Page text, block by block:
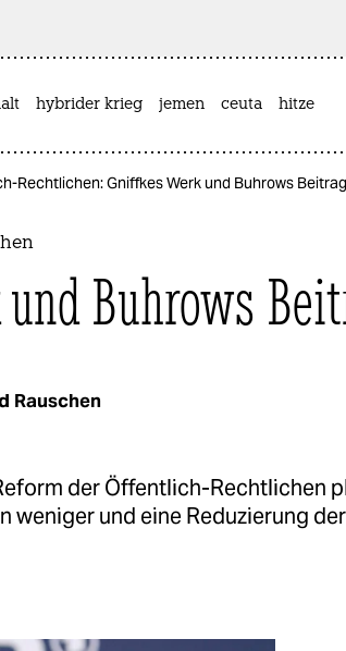
hybrider krieg jemen ceuta hitze
Rechtlichen: Gniffkes Werk und Buhrows Beitrag
Buhrows
Rauschen
der Öffentlich-Rechtlichen
weniger und eine Reduzierung